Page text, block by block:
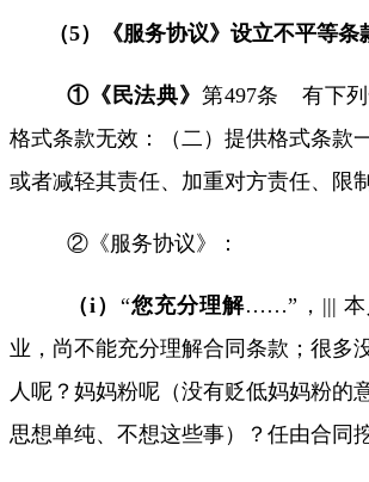
（5）《服务协议》设立不平等条
①《民法典》 第497条 有下列
格式条款无效：（二）提供格式条款
或者减轻其责任、加重对方责任、限
②《服务协议》：
（i ） “您充分理解……” ， |||
业，尚不能充分理解合同条款；很多
人呢？妈妈粉呢（没有贬低妈妈粉的
思想单纯、不想这些事）？任由合同